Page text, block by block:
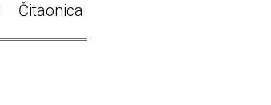
Čitaonica